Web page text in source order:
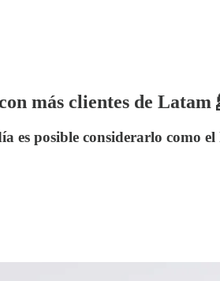
más clientes de Latam
es posible considerarlo como